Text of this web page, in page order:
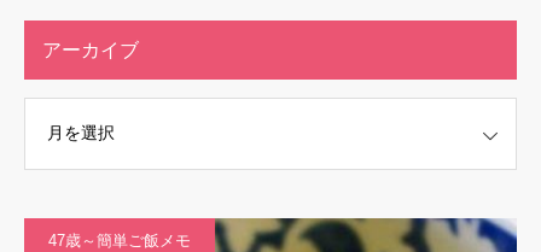
アーカイブ
47歳～簡単ご飯メモ